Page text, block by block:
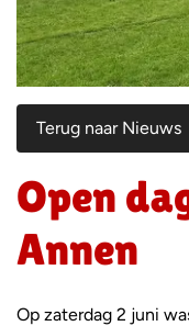
Terug naar Nieuws
Open
Annen
Op zaterdag 2 juni